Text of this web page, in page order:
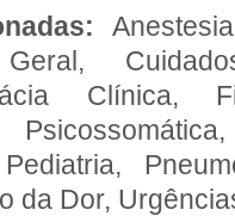
Clínica,
da Dor,